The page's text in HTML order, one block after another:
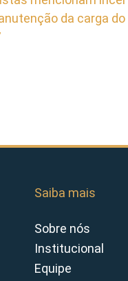
da carga do
Saiba mais
Sobre nós
Institucional
Equipe